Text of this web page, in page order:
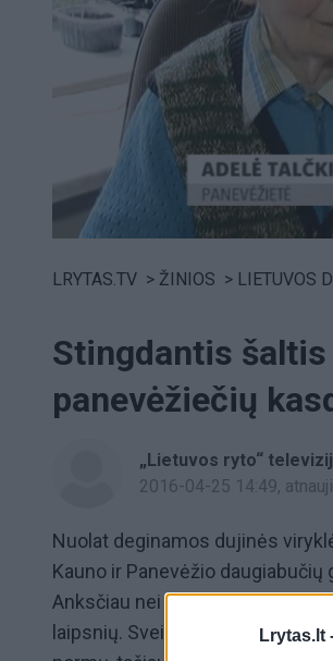
Lrytas.lt
LRYTAS.TV > ŽINIOS > LIETUVOS
Stingdantis
panevėžiečių
„Lietuvos ryto“
2016-04-25 14:49,
Nuolat deginamos dujinės
Kauno ir Panevėžio
Anksčiau nei įprastai baigus
laipsnių. Sveikatos centrų